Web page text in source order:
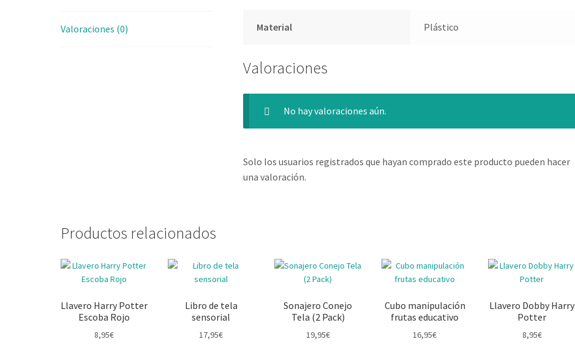
Valoraciones (0) Material Plástico
Valoraciones
No hay valoraciones aún.
Solo los usuarios registrados que hayan comprado este producto pueden hacer
una valoración.
Productos relacionados
Llavero Harry Potter
Escoba Rojo
8,95€
Libro de tela
sensorial
17,95€
Sonajero Conejo
Tela (2 Pack)
19,95€
Cubo manipulación
frutas educativo
16,95€
Llavero Dobby Harry
Potter
8,95€